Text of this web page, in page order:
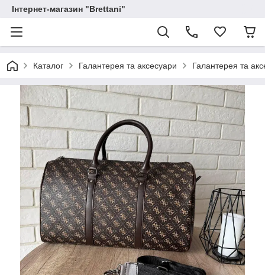
Інтернет-магазин "Brettani"
Каталог Галантерея та аксесуари Галантерея та